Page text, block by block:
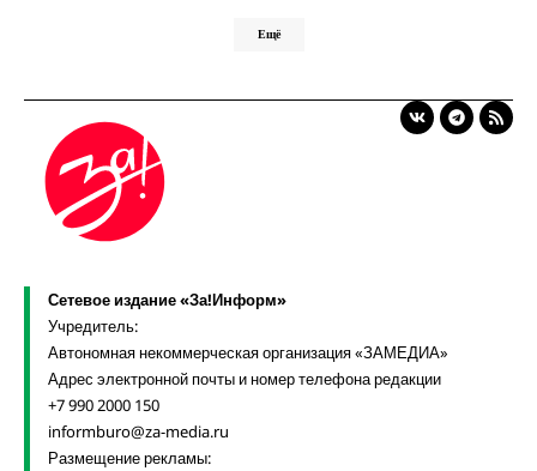
Ещё
Сетевое издание «За!Информ»
Учредитель:
Автономная некоммерческая организация «ЗАМЕДИА»
Адрес электронной почты и номер телефона редакции
+7 990 2000 150
informburo@za-media.ru
Размещение рекламы: